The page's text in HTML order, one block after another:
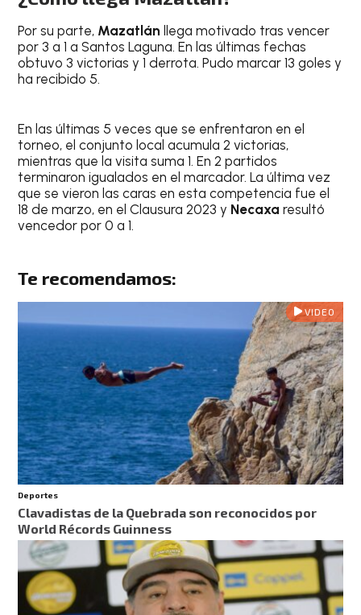
Por su parte, Mazatlán llega motivado tras vencer
por 3 a 1 a Santos Laguna. En las últimas fechas
obtuvo 3 victorias y 1 derrota. Pudo marcar 13 goles y
ha recibido 5.
En las últimas 5 veces que se enfrentaron en el
torneo, el conjunto local acumula 2 victorias,
mientras que la visita suma 1. En 2 partidos
terminaron igualados en el marcador. La última vez
que se vieron las caras en esta competencia fue el
18 de marzo, en el Clausura 2023 y Necaxa resultó
vencedor por 0 a 1.
Te recomendamos:
VIDEO
Deportes
Clavadistas de la Quebrada son reconocidos por
World Récords Guinness